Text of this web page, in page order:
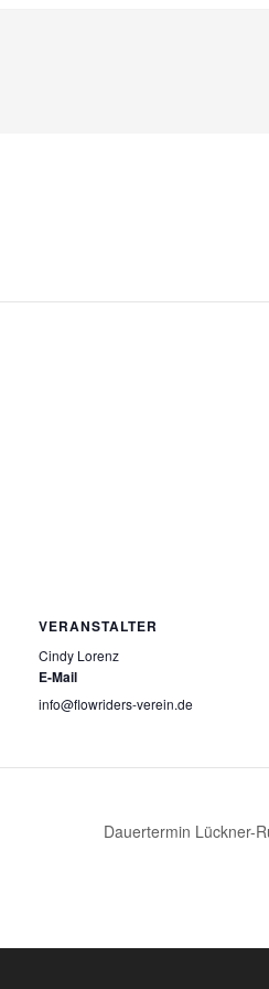
VERANSTALTER
Cindy Lorenz
E-Mail
info@flowriders-verein.de
Dauertermin Lückner-